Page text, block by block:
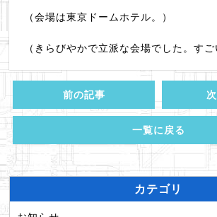
（会場は東京ドームホテル。）
（きらびやかで立派な会場でした。すご
前の記事
一覧に戻る
カテゴリ